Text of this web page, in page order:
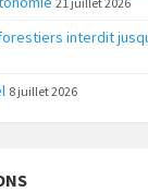
interdit
8 juillet 2026